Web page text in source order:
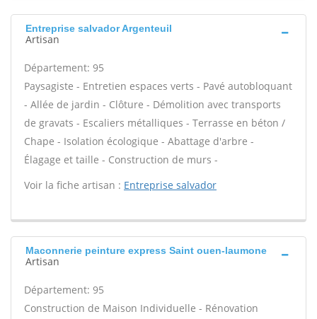
Entreprise salvador Argenteuil
Artisan
Département: 95
Paysagiste - Entretien espaces verts - Pavé autobloquant
- Allée de jardin - Clôture - Démolition avec transports
de gravats - Escaliers métalliques - Terrasse en béton /
Chape - Isolation écologique - Abattage d'arbre -
Élagage et taille - Construction de murs -
Voir la fiche artisan : Entreprise salvador
Maconnerie peinture express Saint ouen-laumone
Artisan
Département: 95
Construction de Maison Individuelle - Rénovation